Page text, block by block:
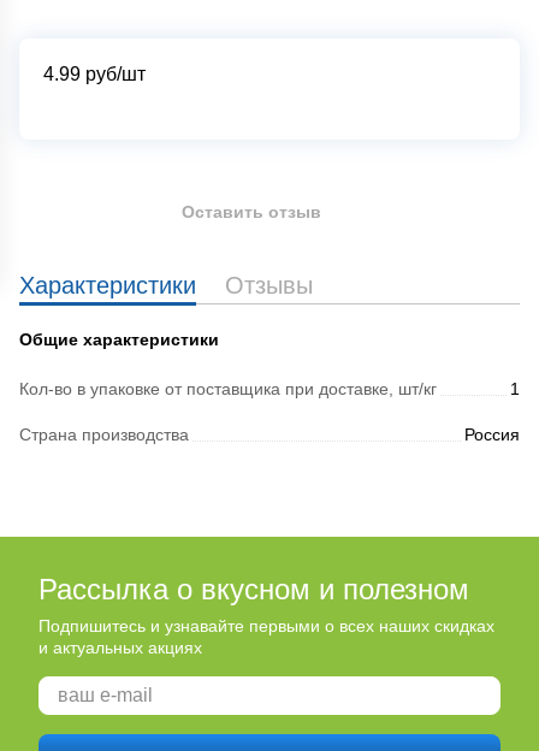
4.99 руб/шт
Характеристики Отзывы
Общие характеристики
Кол-во в упаковке от поставщика при доставке, шт/кг 1
Страна производства Россия
Оставить отзыв
Рассылка о вкусном и полезном
Подпишитесь и узнавайте первыми о всех наших скидках
и актуальных акциях